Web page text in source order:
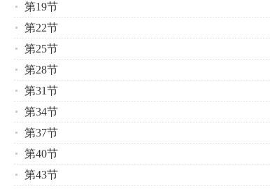
第19节
第22节
第25节
第28节
第31节
第34节
第37节
第40节
第43节